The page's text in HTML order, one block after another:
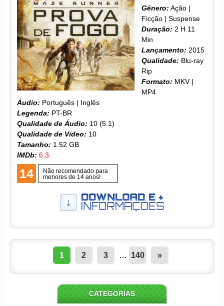
Gênero: Ação |
Ficção | Suspense
Duração: 2 H 11
Min
Lançamento: 2015
Qualidade: Blu-ray
Rip
Formato: MKV |
MP4
Áudio: Português | Inglês
Legenda: PT-BR
Qualidade de Áudio: 10 (5.1)
Qualidade de Vídeo: 10
Tamanho: 1.52 GB
IMDb: 6,3
14
Não recomendado para
menores de 14 anos!
1 2 3 … 140 »
CATEGORIAS